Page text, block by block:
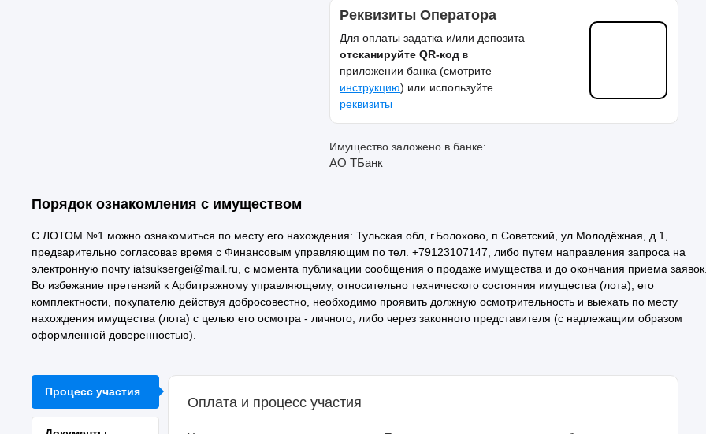
Реквизиты Оператора
Для оплаты задатка и/или депозита
отсканируйте QR-код в
приложении банка (смотрите
инструкцию) или используйте
реквизиты
Имущество заложено в банке:
АО ТБанк
Порядок ознакомления с имуществом
С ЛОТОМ №1 можно ознакомиться по месту его нахождения: Тульская обл, г.Болохово, п.Советский, ул.Молодёжная, д.1,
предварительно согласовав время с Финансовым управляющим по тел. +79123107147, либо путем направления запроса на
электронную почту iatsuksergei@mail.ru, с момента публикации сообщения о продаже имущества и до окончания приема
Во избежание претензий к Арбитражному управляющему, относительно технического состояния имущества (лота), его
комплектности, покупателю действуя добросовестно, необходимо проявить должную осмотрительность и выехать по месту
нахождения имущества (лота) с целью его осмотра - личного, либо через законного представителя (с надлежащим образом
оформленной доверенностью).
Процесс участия
Оплата и процесс участия